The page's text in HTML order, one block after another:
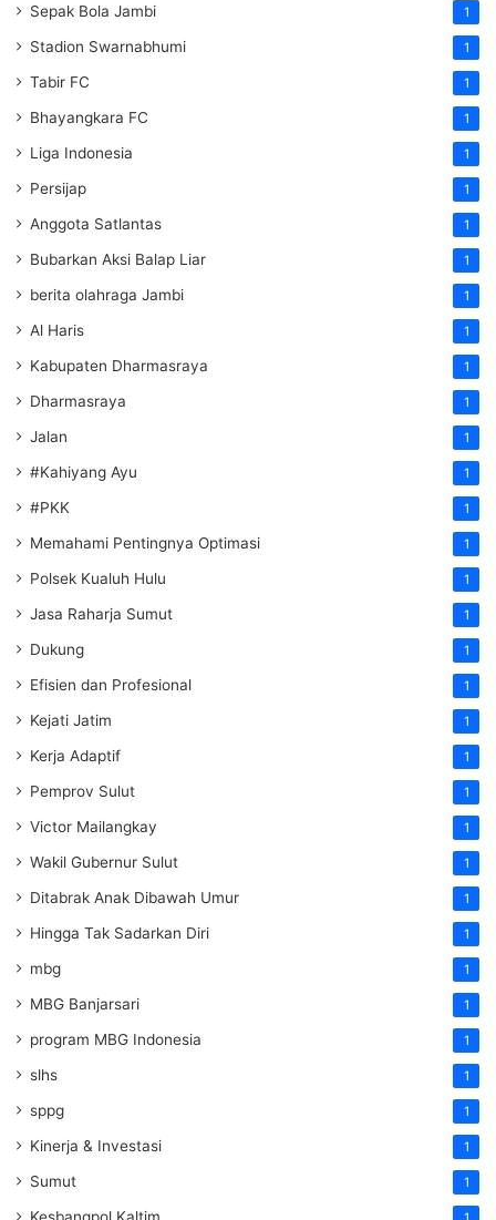
Sepak Bola Jambi 1
Stadion Swarnabhumi 1
Tabir FC 1
Bhayangkara FC 1
Liga Indonesia 1
Persijap 1
Anggota Satlantas 1
Bubarkan Aksi Balap Liar 1
berita olahraga Jambi 1
Al Haris 1
Kabupaten Dharmasraya 1
Dharmasraya 1
Jalan 1
#Kahiyang Ayu 1
#PKK 1
Memahami Pentingnya Optimasi 1
Polsek Kualuh Hulu 1
Jasa Raharja Sumut 1
Dukung 1
Efisien dan Profesional 1
Kejati Jatim 1
Kerja Adaptif 1
Pemprov Sulut 1
Victor Mailangkay 1
Wakil Gubernur Sulut 1
Ditabrak Anak Dibawah Umur 1
Hingga Tak Sadarkan Diri 1
mbg 1
MBG Banjarsari 1
program MBG Indonesia 1
slhs 1
sppg 1
Kinerja & Investasi 1
Sumut 1
Kesbangpol Kaltim